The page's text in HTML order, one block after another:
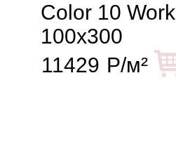
Color 10 Work
100x300
11429 Р/м²